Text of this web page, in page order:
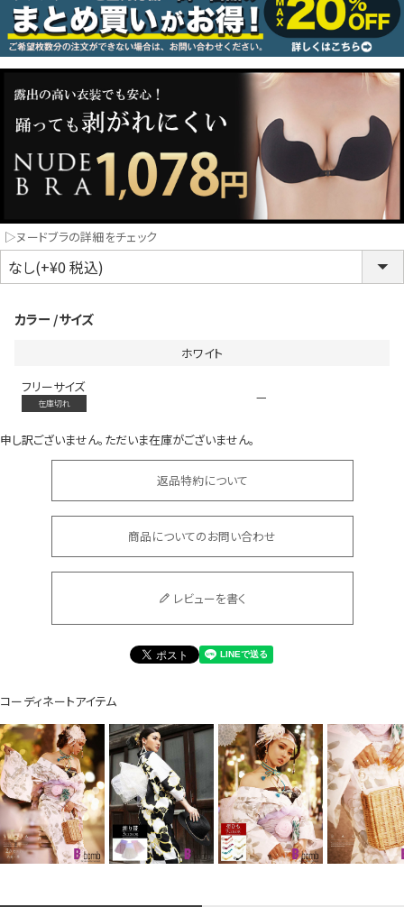
同一商品まとめ買いキャンペーン
会員登録でいつでもお得に
DANCE MOVIE
コスプレ
クリスマス
▷ヌードブラの詳細をチェック
カラー サイズ
ホワイト
フリーサイズ
在庫切れ —
申し訳ございません。ただいま在庫がございません。
返品特約について
商品についてのお問い合わせ
レビューを書く
コーディネートアイテム